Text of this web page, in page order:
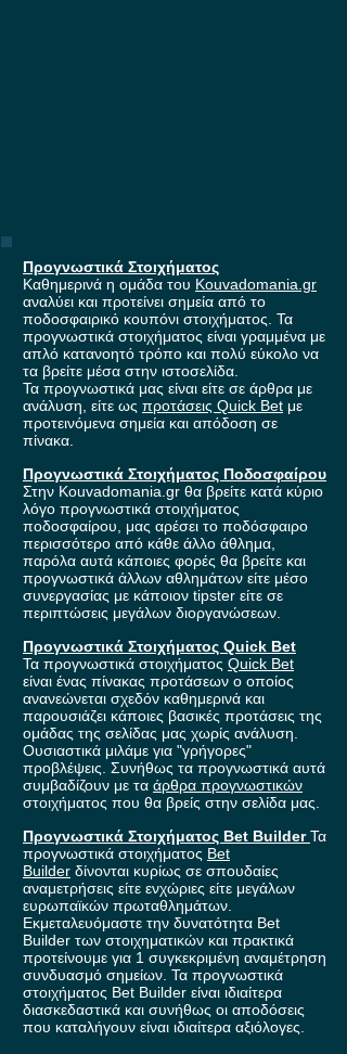
Προγνωστικά Στοιχήματος
Καθημερινά η ομάδα του Kouvadomania.gr
αναλύει και προτείνει σημεία από το
ποδοσφαιρικό κουπόνι στοιχήματος. Τα
προγνωστικά στοιχήματος είναι γραμμένα με
απλό κατανοητό τρόπο και πολύ εύκολο να
τα βρείτε μέσα στην ιστοσελίδα.
Τα προγνωστικά μας είναι είτε σε άρθρα με
ανάλυση, είτε ως προτάσεις Quick Bet με
προτεινόμενα σημεία και απόδοση σε
πίνακα.
Προγνωστικά Στοιχήματος Ποδοσφαίρου
Στην Kouvadomania.gr θα βρείτε κατά κύριο
λόγο προγνωστικά στοιχήματος
ποδοσφαίρου, μας αρέσει το ποδόσφαιρο
περισσότερο από κάθε άλλο άθλημα,
παρόλα αυτά κάποιες φορές θα βρείτε και
προγνωστικά άλλων αθλημάτων είτε μέσο
συνεργασίας με κάποιον tipster είτε σε
περιπτώσεις μεγάλων διοργανώσεων.
Προγνωστικά Στοιχήματος Quick Bet
Τα προγνωστικά στοιχήματος Quick Bet
είναι ένας πίνακας προτάσεων ο οποίος
ανανεώνεται σχεδόν καθημερινά και
παρουσιάζει κάποιες βασικές προτάσεις της
ομάδας της σελίδας μας χωρίς ανάλυση.
Ουσιαστικά μιλάμε για "γρήγορες"
προβλέψεις. Συνήθως τα προγνωστικά αυτά
συμβαδίζουν με τα άρθρα προγνωστικών
στοιχήματος που θα βρείς στην σελίδα μας.
Προγνωστικά Στοιχήματος Bet BuilderΤα
προγνωστικά στοιχήματος Bet
Builder δίνονται κυρίως σε σπουδαίες
αναμετρήσεις είτε ενχώριες είτε μεγάλων
ευρωπαϊκών πρωταθλημάτων.
Εκμεταλευόμαστε την δυνατότητα Bet
Builder των στοιχηματικών και πρακτικά
προτείνουμε για 1 συγκεκριμένη αναμέτρηση
συνδυασμό σημείων. Τα προγνωστικά
στοιχήματος Bet Builder είναι ιδιαίτερα
διασκεδαστικά και συνήθως οι αποδόσεις
που καταλήγουν είναι ιδιαίτερα αξιόλογες.